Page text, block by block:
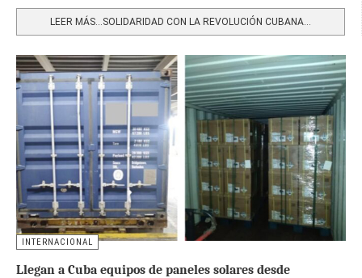
LEER MÁS…SOLIDARIDAD CON LA REVOLUCIÓN CUBANA...
INTERNACIONAL
Llegan a Cuba equipos de paneles solares desde